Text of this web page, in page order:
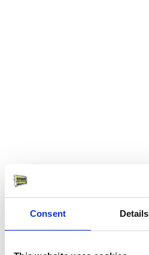
Consent Details